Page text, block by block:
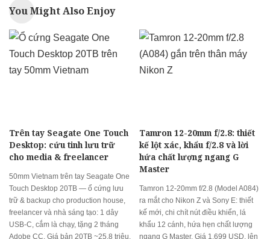
You Might Also Enjoy
Trên tay Seagate One Touch
Desktop: cứu tinh lưu trữ
cho media & freelancer
50mm Vietnam trên tay Seagate One
Touch Desktop 20TB — ổ cứng lưu
trữ & backup cho production house,
freelancer và nhà sáng tạo: 1 dây
USB-C, cắm là chạy, tặng 2 tháng
Adobe CC. Giá bản 20TB ~25.8 triệu.
Tamron 12-20mm f/2.8: thiết
kế lột xác, khẩu f/2.8 và lời
hứa chất lượng ngang G
Master
Tamron 12-20mm f/2.8 (Model A084)
ra mắt cho Nikon Z và Sony E: thiết
kế mới, chi chít nút điều khiển, lá
khẩu 12 cánh, hứa hẹn chất lượng
ngang G Master. Giá 1.699 USD, lên